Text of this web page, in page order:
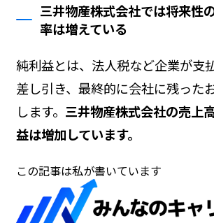
三井物産株式会社では将来性
率は増えている
純利益とは、法人税など企業が支
差し引き、最終的に会社に残った
します。 三井物産株式会社の売上
益は増加しています。
この記事は私が書いています